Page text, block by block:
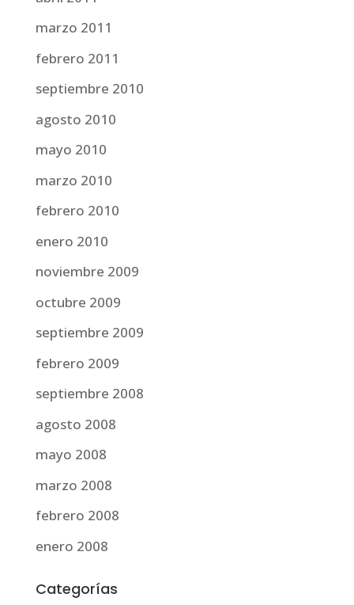
marzo 2011
febrero 2011
septiembre 2010
agosto 2010
mayo 2010
marzo 2010
febrero 2010
enero 2010
noviembre 2009
octubre 2009
septiembre 2009
febrero 2009
septiembre 2008
agosto 2008
mayo 2008
marzo 2008
febrero 2008
enero 2008
Categorías